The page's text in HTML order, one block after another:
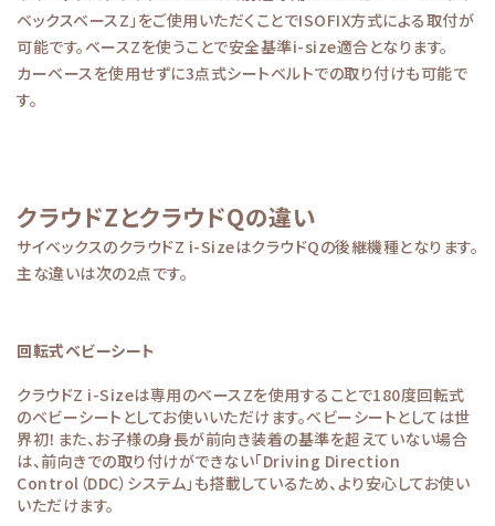
ベックスベースZ」をご使用いただくことでISOFIX方式による取付が
可能です。ベースZを使うことで安全基準i-size適合となります。
カーベースを使用せずに3点式シートベルトでの取り付けも可能で
す。
クラウドZとクラウドQの違い
サイベックスのクラウドZ i-SizeはクラウドQの後継機種となります。
主な違いは次の2点です。
回転式ベビーシート
クラウドZ i-Sizeは専用のベースZを使用することで180度回転式
のベビーシートとしてお使いいただけます。ベビーシートとしては世
界初！また、お子様の身長が前向き装着の基準を超えていない場合
は、前向きでの取り付けができない「Driving Direction
Control（DDC）システム」も搭載しているため、より安心してお使い
いただけます。